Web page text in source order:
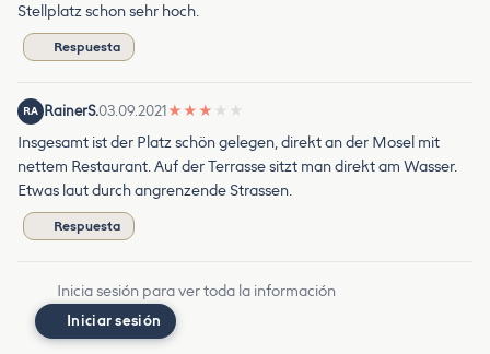
Stellplatz schon sehr hoch.
Respuesta
RA RainerS.03.09.2021★ ★ ★ ★ ★
Insgesamt ist der Platz schön gelegen, direkt an der Mosel mit
nettem Restaurant. Auf der Terrasse sitzt man direkt am Wasser.
Etwas laut durch angrenzende Strassen.
Respuesta
Inicia sesión para ver toda la información
Iniciar sesión